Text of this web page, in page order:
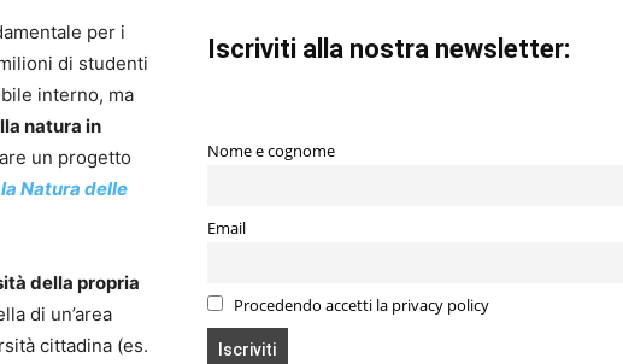
per i
di studenti
interno, ma
natura in
un progetto
Natura delle
della propria
di un’area
cittadina (es.
Iscriviti alla nostra newsletter:
Nome e cognome
Email
Procedendo accetti la privacy policy